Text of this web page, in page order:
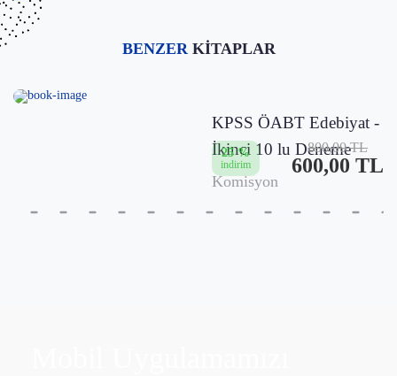
BENZERKİTAPLAR
KPSS ÖABT Edebiyat -
İkinci 10 lu Deneme
Komisyon
25 %
indirim
800,00 TL
600,00 TL